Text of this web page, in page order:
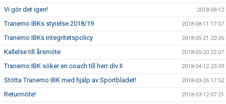
Vi gör det igen! 2018-08-12
Tranemo IBKs styrelse 2018/19 2018-08-11 17:07
Tranemo IBKs integritetspolicy 2018-05-21 20:26
Kallelse till årsmöte 2018-05-20 22:07
Tranemo IBK söker en coach till herr div II 2018-04-12 23:09
Stötta Tranemo IBK med hjälp av Sportbladet! 2018-03-26 17:52
Returmöte! 2018-03-12 07:21